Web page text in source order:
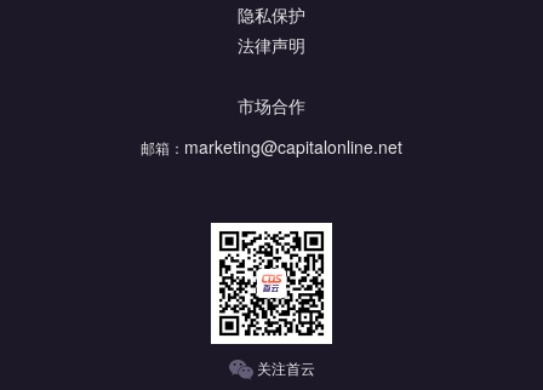
隐私保护
法律声明
市场合作
邮箱： marketing@capitalonline.net
关注首云